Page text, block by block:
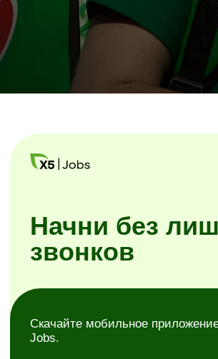
Начни без лишних
звонков
Заполните анкету и начинайте
уже завтра. Без посещения офиса
и собеседований